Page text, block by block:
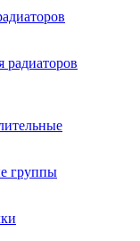
радиаторов
группы